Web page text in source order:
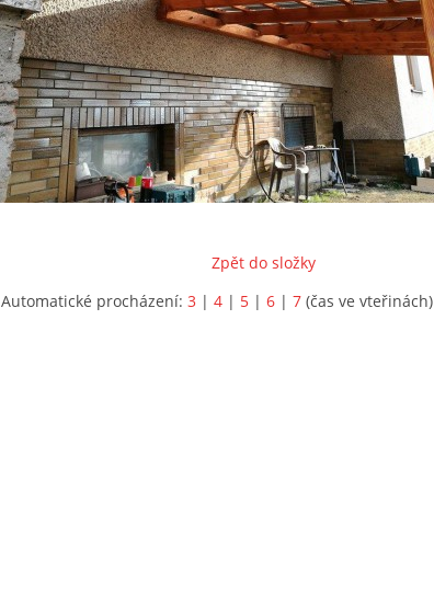
Zpět do složky
Automatické procházení: 3 | 4 | 5 | 6 | 7 (čas ve vteřinách)